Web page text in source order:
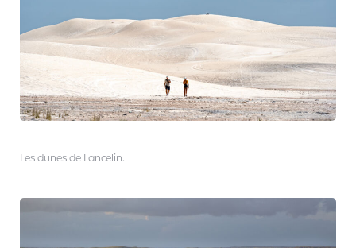
Les dunes de Lancelin.